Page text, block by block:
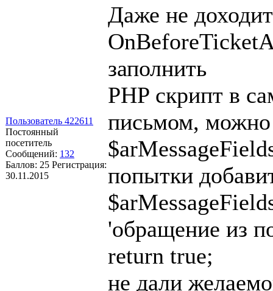
Пользователь 422611
Постоянный
посетитель
Сообщений: 132
Баллов: 25 Регистрация:
30.11.2015
Даже не
заполнить
PHP скрипт в
письмом, можно
попытки
'обращение из
return true;
не дали